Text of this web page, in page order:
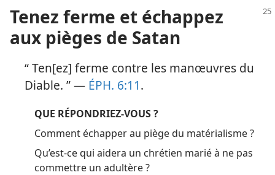
Tenez ferme et échappez
aux pièges de Satan
“ Ten[ez] ferme contre les manœuvres du
Diable. ” — ÉPH. 6:11.
QUE RÉPONDRIEZ-​VOUS ?
Comment échapper au piège du matérialisme ?
Qu’est-​ce qui aidera un chrétien marié à ne pas
commettre un adultère ?